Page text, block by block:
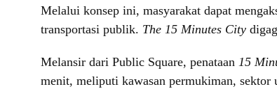
Melalui konsep ini, masyarakat dapat
transportasi publik. The 15 Minutes City
Melansir dari Public Square, penataan 15
menit, meliputi kawasan permukiman, sektor